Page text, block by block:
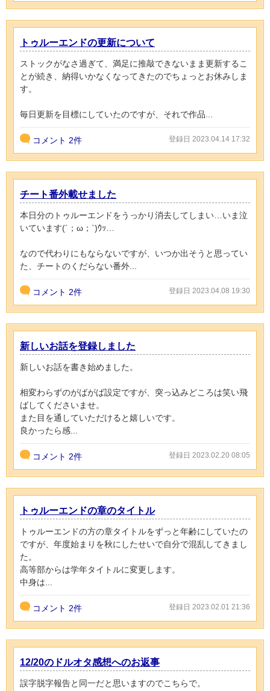
トゥルーエンドの更新について
ストックがなさ過ぎて、満足に推敲できないまま更新するこ
とが続き、納得いかなくなってきたのでちょっとお休みしま
す。
毎日更新を目標にしていたのですが、それで作品...
コメント 2件 登録日 2023.04.14 17:32
チート番外載せました
本日分のトゥルーエンドをうっかり消去してしまい…いま泣
いています(´；ω；`)ｳｯ…
なので代わりにもならないですが、いつか出そうと思ってい
た、チートのくだらない番外...
コメント 2件 登録日 2023.04.08 19:30
新しいお話を登録しました
新しいお話を書き始めました。
相変わらずのがばがば設定ですが、突っ込みどころは笑い飛
ばしてくださいませ。
また目を通していただけると嬉しいです。
良かったら感...
コメント 2件 登録日 2023.02.20 08:05
トゥルーエンドの章のタイトル
トゥルーエンドの方の章タイトルをずっと年齢にしていたの
ですが、年度始まりを秋にしたせいで自分で混乱してきまし
た。
高等部からは学年タイトルに変更します。
中身は...
コメント 2件 登録日 2023.02.01 21:36
12/20のドルオタ感想へのお返事
誤字脱字報告と同一だと思いますのでこちらで。